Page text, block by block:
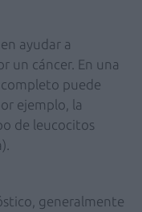
ayudar a
un cáncer. En una
puede
ejemplo, la
de leucocitos
generalmente